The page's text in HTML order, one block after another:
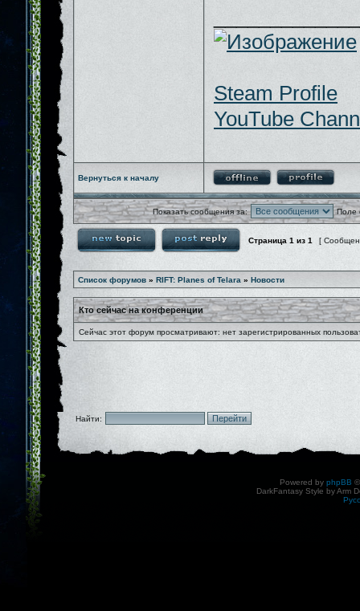
Steam Profile
YouTube
Вернуться к началу
Показать сообщения за: Поле
Страница 1 из 1 [
Список форумов » RIFT: Planes of Telara » Новости
Кто сейчас на конференции
Сейчас этот форум просматривают: нет зарегистрированных
Найти:
Powered by phpBB
DarkFantasy Style by Arm